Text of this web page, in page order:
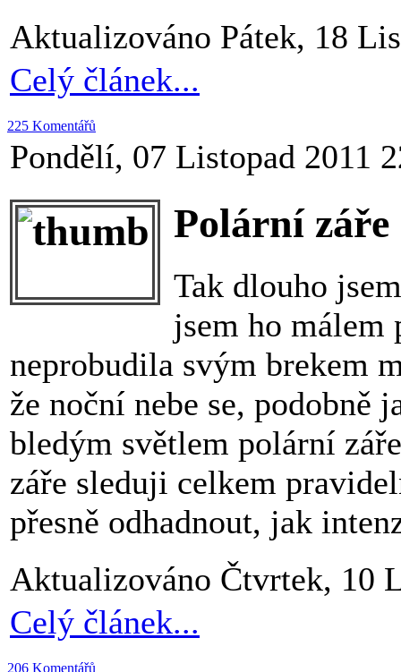
Aktualizováno Pátek, 18
Celý článek...
225 Komentářů
Pondělí, 07 Listopad 2011
Polární záře
Tak dlouho
jsem ho málem
neprobudila svým brekem
že noční nebe se, podobně
bledým světlem polární
záře sleduji celkem
přesně odhadnout, jak
Aktualizováno Čtvrtek, 10
Celý článek...
206 Komentářů